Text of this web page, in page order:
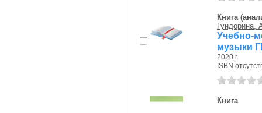
Книга
Гундорина,
Учебно-
музыки
2020 г.
ISBN
Книга